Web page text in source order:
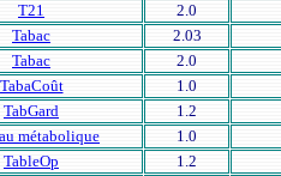
T21
2.0
Tabac
2.03
Tabac
2.0
TabaCoût
1.0
TabGard
1.2
métabolique
1.0
TableOp
1.2